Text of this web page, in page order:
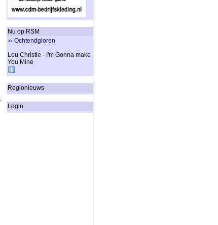
Nu op RSM
Ochtendgloren
Lou Christie - I'm Gonna make
You Mine
Regionieuws
Login